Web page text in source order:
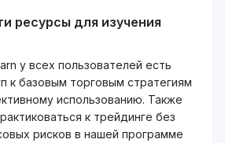
ресурсы для изучения
у всех пользователей есть
к базовым торговым стратегиям
использованию. Также
к трейдинге без
рисков в нашей программе